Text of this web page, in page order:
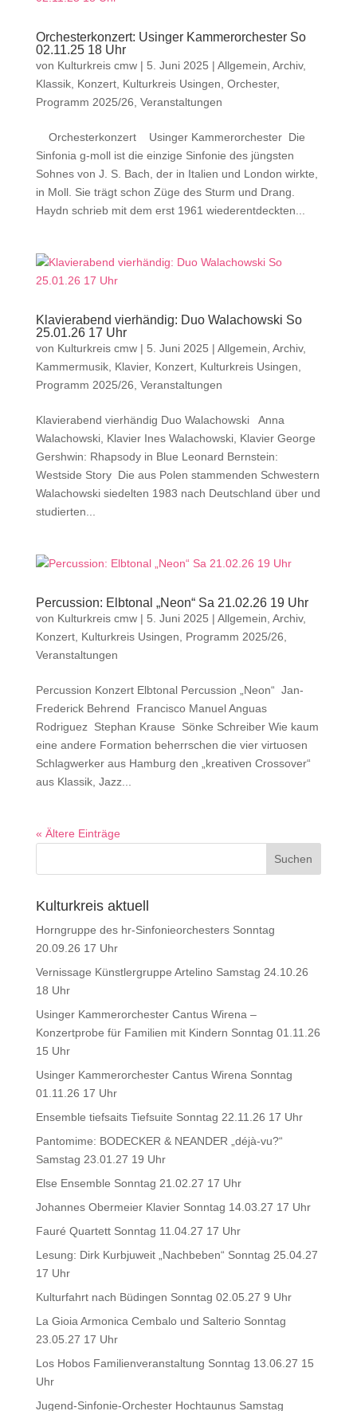
Orchesterkonzert: Usinger Kammerorchester So
02.11.25 18 Uhr
von Kulturkreis cmw| 5. Juni 2025 | Allgemein Archiv,
Klassik, Konzert, Kulturkreis Usingen Orchester,
Programm 2025/26 Veranstaltungen
Orchesterkonzert Usinger Kammerorchester Die
Sinfonia g-moll ist die einzige Sinfonie des jüngsten
Sohnes von J. S. Bach, der in Italien und London wirkte,
in Moll. Sie trägt schon Züge des Sturm und Drang.
Haydn schrieb mit dem erst 1961 wiederentdeckten...
Klavierabend vierhändig: Duo Walachowski So
25.01.26 17 Uhr
von Kulturkreis cmw| 5. Juni 2025 | Allgemein Archiv,
Kammermusik, Klavier, Konzert, Kulturkreis Usingen
Programm 2025/26 Veranstaltungen
Klavierabend vierhändig Duo Walachowski Anna
Walachowski, Klavier Ines Walachowski, Klavier George
Gershwin: Rhapsody in Blue Leonard Bernstein:
Westside Story Die aus Polen stammenden Schwestern
Walachowski siedelten 1983 nach Deutschland über und
studierten...
Percussion: Elbtonal „Neon“ Sa 21.02.26 19 Uhr
von Kulturkreis cmw| 5. Juni 2025 | Allgemein Archiv,
Konzert, Kulturkreis Usingen Programm 2025/26
Veranstaltungen
Percussion Konzert Elbtonal Percussion „Neon“ Jan-
Frederick Behrend Francisco Manuel Anguas
Rodriguez Stephan Krause Sönke Schreiber Wie kaum
eine andere Formation beherrschen die vier virtuosen
Schlagwerker aus Hamburg den „kreativen Crossover“
aus Klassik, Jazz...
« Ältere Einträge
Kulturkreis aktuell
Horngruppe des hr-Sinfonieorchesters Sonntag
20.09.26 17 Uhr
Vernissage Künstlergruppe Artelino Samstag 24.10.26
18 Uhr
Usinger Kammerorchester Cantus Wirena –
Konzertprobe für Familien mit Kindern Sonntag 01.11.26
15 Uhr
Usinger Kammerorchester Cantus Wirena Sonntag
01.11.26 17 Uhr
Ensemble tiefsaits Tiefsuite Sonntag 22.11.26 17 Uhr
Pantomime: BODECKER & NEANDER „déjà-vu?“
Samstag 23.01.27 19 Uhr
Else Ensemble Sonntag 21.02.27 17 Uhr
Johannes Obermeier Klavier Sonntag 14.03.27 17 Uhr
Fauré Quartett Sonntag 11.04.27 17 Uhr
Lesung: Dirk Kurbjuweit „Nachbeben“ Sonntag 25.04.27
17 Uhr
Kulturfahrt nach Büdingen Sonntag 02.05.27 9 Uhr
La Gioia Armonica Cembalo und Salterio Sonntag
23.05.27 17 Uhr
Los Hobos Familienveranstaltung Sonntag 13.06.27 15
Uhr
Jugend-Sinfonie-Orchester Hochtaunus Samstag